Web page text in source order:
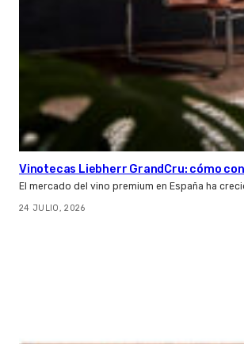
Vinotecas Liebherr GrandCru: cómo
El mercado del vino premium en España ha
24 JULIO, 2026